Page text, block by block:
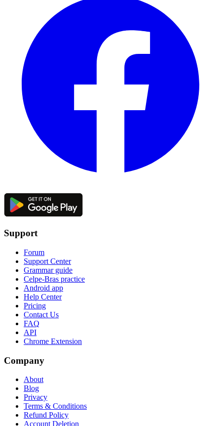
Support
Forum
Support Center
Grammar guide
Celpe-Bras practice
Android app
Help Center
Pricing
Contact Us
FAQ
API
Chrome Extension
Company
About
Blog
Privacy
Terms & Conditions
Refund Policy
Account Deletion